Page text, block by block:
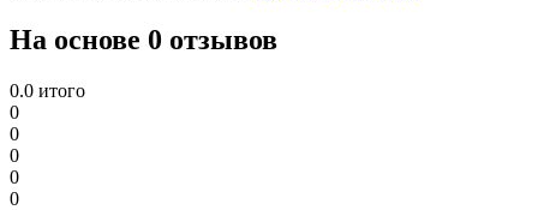
На основе 0 отзывов
0.0 итого
0
0
0
0
0